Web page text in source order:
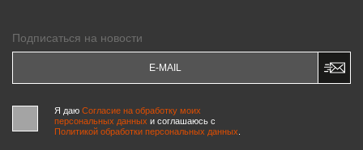
Подписаться на новости
Я даю Согласие на обработку моих
персональных данных и соглашаюсь c
Политикой обработки персональных данных